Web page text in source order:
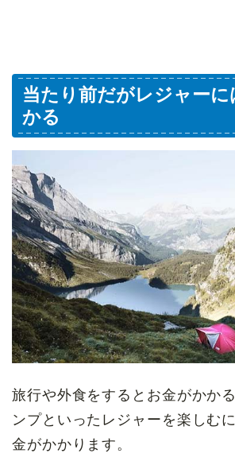
当たり前だがレジャー
かる
旅行や外食をするとお金がかか
ンプといったレジャーを楽しむ
金がかかります。